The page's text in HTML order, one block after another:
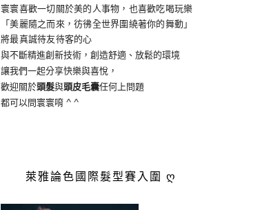
寰寰喜歡一切關於美的人事物 ，也喜歡吃喝玩樂
「美麗隨之而來，彷彿全世界圍繞著你的舞動」
將最真誠待友待客的心
與不斷精進創新技術，創造舒適、放鬆的環境
讓我們一起分享快樂與喜悅，
歡迎關於頭髮與頭皮毛囊任何上問題
都可以問寰寰唷 ^ ^
萊雅論色國際髮型賽入圍 ღ